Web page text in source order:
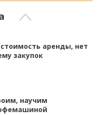
аренды, нет
закупок
научим